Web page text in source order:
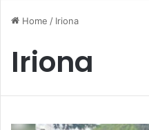
Home / Iriona
Iriona